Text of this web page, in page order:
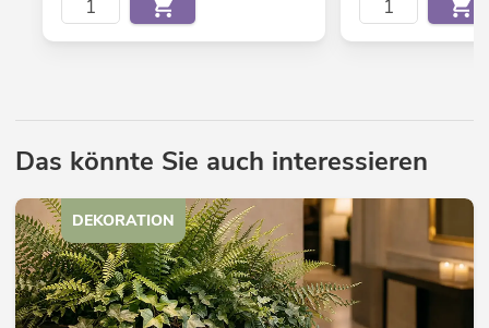
Das könnte Sie auch interessieren
DEKORATION